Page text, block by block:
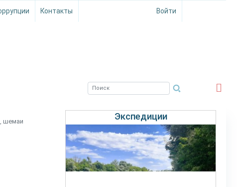
Контакты Войти
шемаи Экспедиции